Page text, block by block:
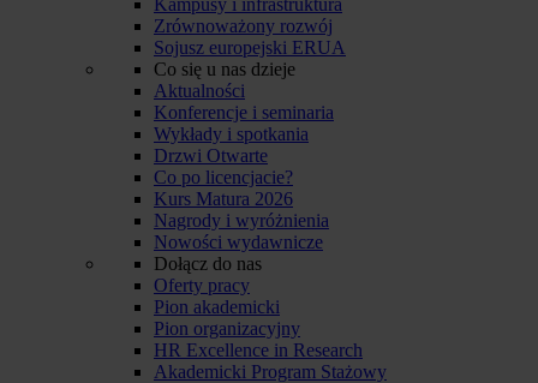
Zrównoważony rozwój
Sojusz europejski ERUA
Co się u nas dzieje
Aktualności
Konferencje i seminaria
Wykłady i spotkania
Drzwi Otwarte
Co po licencjacie?
Kurs Matura 2026
Nagrody i wyróżnienia
Nowości wydawnicze
Dołącz do nas
Oferty pracy
Pion akademicki
Pion organizacyjny
HR Excellence in Research
Akademicki Program Stażowy